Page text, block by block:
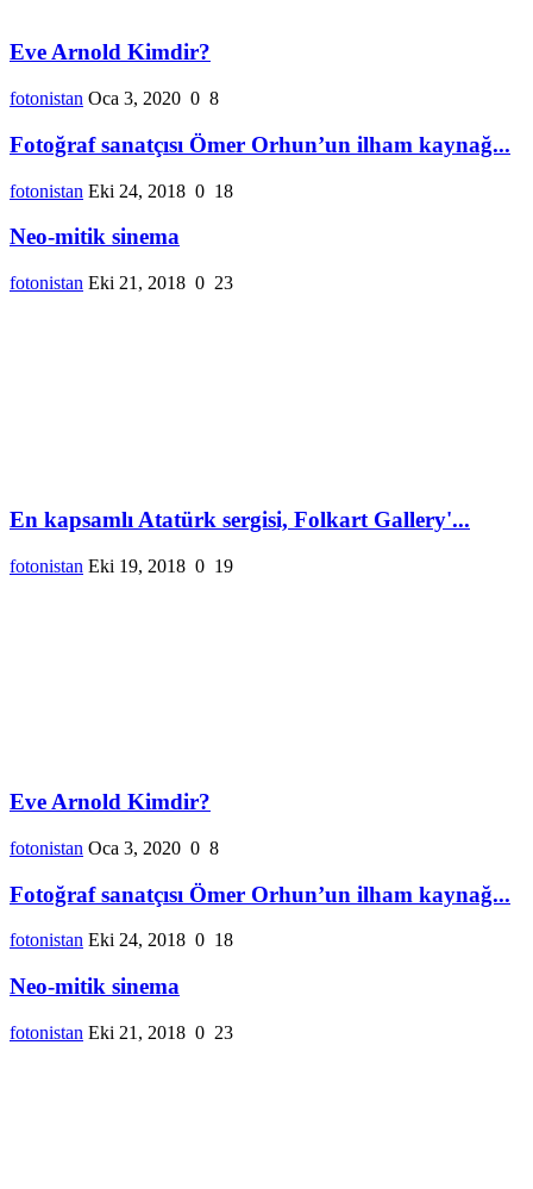
Eve Arnold Kimdir?
fotonistan Oca 3, 2020 0 8
Fotoğraf sanatçısı Ömer Orhun’un ilham kaynağ...
fotonistan Eki 24, 2018 0 18
Neo-mitik sinema
fotonistan Eki 21, 2018 0 23
En kapsamlı Atatürk sergisi, Folkart Gallery'...
fotonistan Eki 19, 2018 0 19
Eve Arnold Kimdir?
fotonistan Oca 3, 2020 0 8
Fotoğraf sanatçısı Ömer Orhun’un ilham kaynağ...
fotonistan Eki 24, 2018 0 18
Neo-mitik sinema
fotonistan Eki 21, 2018 0 23